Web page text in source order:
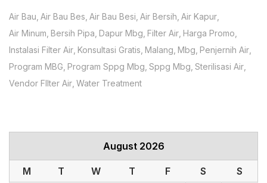
Air Bau Air Bau Bes Air Bau Besi Air Bersih Air Kapur
Air Minum Bersih Pipa Dapur Mbg Filter Air Harga Promo
Instalasi Filter Air Konsultasi Gratis Malang Mbg Penjernih Air
Program MBG Program Sppg Mbg Sppg Mbg Sterilisasi Air
Vendor FIlter Air Water Treatment
August 2026
M T W T F S
S